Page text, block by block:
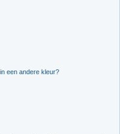
een andere kleur?